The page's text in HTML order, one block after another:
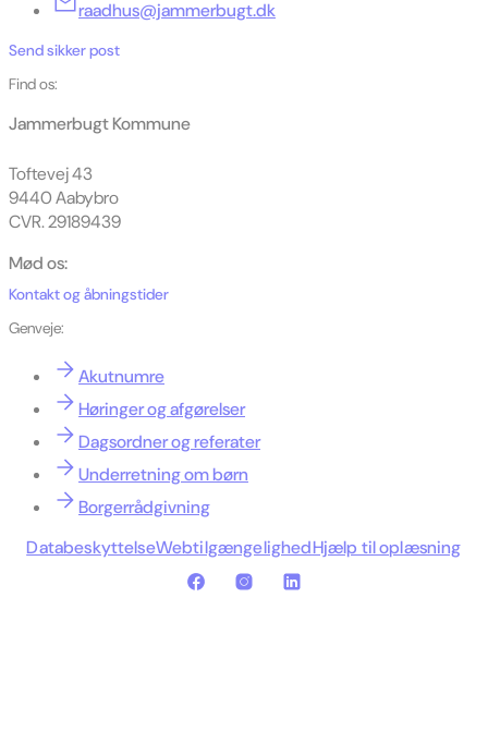
raadhus@jammerbugt.dk
Send sikker post
Find os:
Jammerbugt Kommune
Toftevej 43
9440 Aabybro
CVR. 29189439
Mød os:
Kontakt og åbningstider
Genveje:
Akutnumre
Høringer og afgørelser
Dagsordner og referater
Underretning om børn
Borgerrådgivning
DatabeskyttelseWebtilgængelighedHjælp til oplæsning